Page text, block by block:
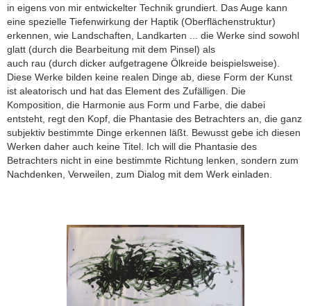
in eigens von mir entwickelter Technik grundiert. Das Auge kann
eine spezielle Tiefenwirkung der Haptik (Oberflächenstruktur)
erkennen, wie Landschaften, Landkarten ... die Werke sind sowohl
glatt (durch die Bearbeitung mit dem Pinsel) als
auch rau (durch dicker aufgetragene Ölkreide beispielsweise).
Diese Werke bilden keine realen Dinge ab, diese Form der Kunst
ist aleatorisch und hat das Element des Zufälligen. Die
Komposition, die Harmonie aus Form und Farbe, die dabei
entsteht, regt den Kopf, die Phantasie des Betrachters an, die ganz
subjektiv bestimmte Dinge erkennen läßt. Bewusst gebe ich diesen
Werken daher auch keine Titel. Ich will die Phantasie des
Betrachters nicht in eine bestimmte Richtung lenken, sondern zum
Nachdenken, Verweilen, zum Dialog mit dem Werk einladen.